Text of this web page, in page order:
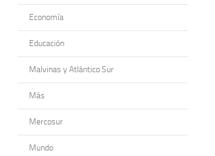
Economía
Educación
Malvinas y Atlántico Sur
Más
Mercosur
Mundo